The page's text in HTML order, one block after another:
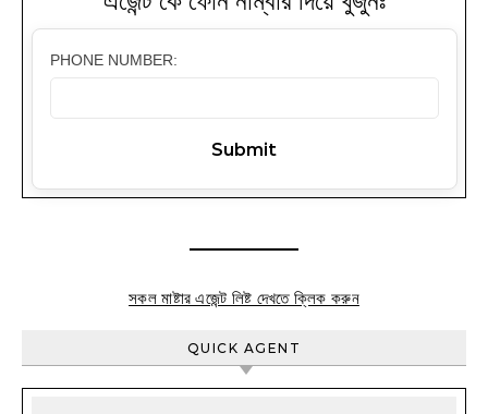
PHONE NUMBER:
সকল মাষ্টার এজেন্ট লিষ্ট দেখতে ক্লিক করুন
QUICK AGENT